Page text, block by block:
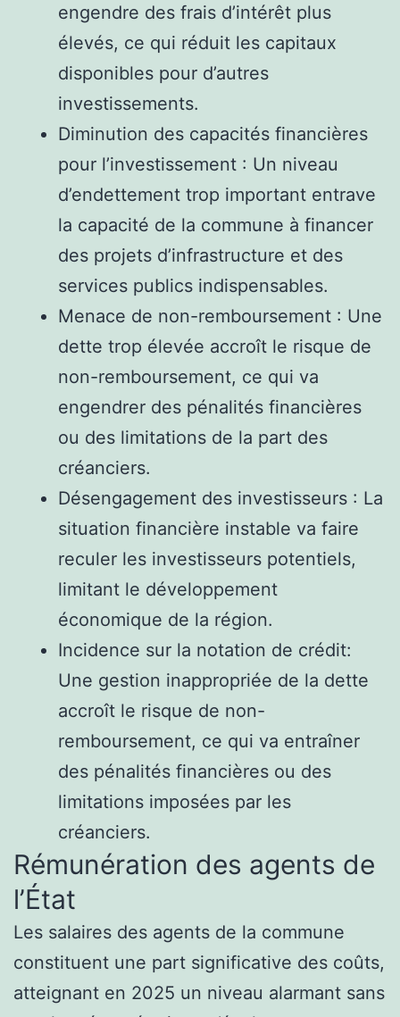
engendre des frais d’intérêt plus
élevés, ce qui réduit les capitaux
disponibles pour d’autres
investissements.
Diminution des capacités financières
pour l’investissement : Un niveau
d’endettement trop important entrave
la capacité de la commune à financer
des projets d’infrastructure et des
services publics indispensables.
Menace de non-remboursement : Une
dette trop élevée accroît le risque de
non-remboursement, ce qui va
engendrer des pénalités financières
ou des limitations de la part des
créanciers.
Désengagement des investisseurs : La
situation financière instable va faire
reculer les investisseurs potentiels,
limitant le développement
économique de la région.
Incidence sur la notation de crédit:
Une gestion inappropriée de la dette
accroît le risque de non-
remboursement, ce qui va entraîner
des pénalités financières ou des
limitations imposées par les
créanciers.
Rémunération des agents de
l’État
Les salaires des agents de la commune
constituent une part significative des coûts,
atteignant en 2025 un niveau alarmant sans